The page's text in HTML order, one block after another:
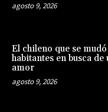
agosto 9, 2026
El chileno que se
habitantes en busca de
amor
agosto 9, 2026